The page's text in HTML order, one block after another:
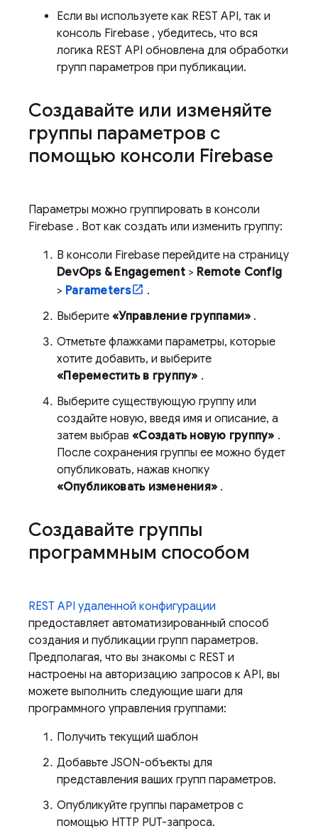
Если вы используете как REST API, так и
консоль Firebase , убедитесь, что вся
логика REST API обновлена ​​для обработки
групп параметров при публикации.
Создавайте или изменяйте
группы параметров с
помощью консоли Firebase
Параметры можно группировать в консоли
Firebase . Вот как создать или изменить группу:
В консоли Firebase перейдите на страницу
DevOps & Engagement> Remote Config
> Parameters
.
Выберите «Управление группами» .
Отметьте флажками параметры, которые
хотите добавить, и выберите
«Переместить в группу» .
Выберите существующую группу или
создайте новую, введя имя и описание, а
затем выбрав «Создать новую группу» .
После сохранения группы ее можно будет
опубликовать, нажав кнопку
«Опубликовать изменения» .
Создавайте группы
программным способом
REST API удаленной конфигурации
предоставляет автоматизированный способ
создания и публикации групп параметров.
Предполагая, что вы знакомы с REST и
настроены на авторизацию запросов к API, вы
можете выполнить следующие шаги для
программного управления группами:
Получить текущий шаблон
Добавьте JSON-объекты для
представления ваших групп параметров.
Опубликуйте группы параметров с
помощью HTTP PUT-запроса.